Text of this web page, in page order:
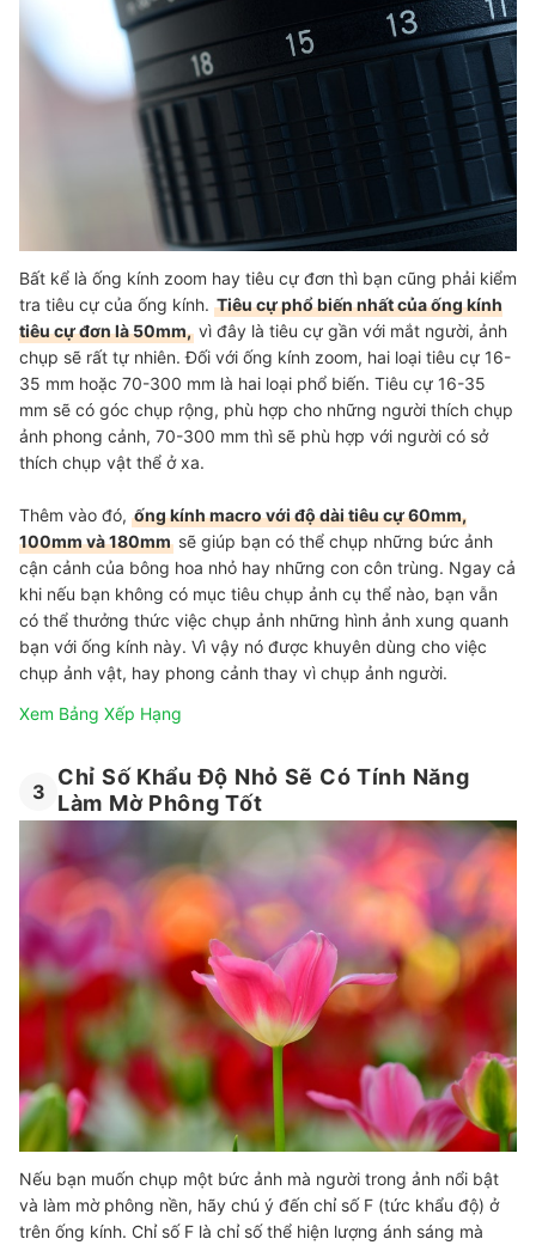
Bất kể là ống kính zoom hay tiêu cự đơn thì bạn cũng phải kiểm
tra tiêu cự của ống kính. Tiêu cự phổ biến nhất của ống kính
tiêu cự đơn là 50mm, vì đây là tiêu cự gần với mắt người, ảnh
chụp sẽ rất tự nhiên. Đối với ống kính zoom, hai loại tiêu cự 16-
35 mm hoặc 70-300 mm là hai loại phổ biến. Tiêu cự 16-35
mm sẽ có góc chụp rộng, phù hợp cho những người thích chụp
ảnh phong cảnh, 70-300 mm thì sẽ phù hợp với người có sở
thích chụp vật thể ở xa.
Thêm vào đó, ống kính macro với độ dài tiêu cự 60mm,
100mm và 180mm sẽ giúp bạn có thể chụp những bức ảnh
cận cảnh của bông hoa nhỏ hay những con côn trùng. Ngay cả
khi nếu bạn không có mục tiêu chụp ảnh cụ thể nào, bạn vẫn
có thể thưởng thức việc chụp ảnh những hình ảnh xung quanh
bạn với ống kính này. Vì vậy nó được khuyên dùng cho việc
chụp ảnh vật, hay phong cảnh thay vì chụp ảnh người.
Xem Bảng Xếp Hạng
3
Chỉ Số Khẩu Độ Nhỏ Sẽ Có Tính Năng
Làm Mờ Phông Tốt
Nếu bạn muốn chụp một bức ảnh mà người trong ảnh nổi bật
và làm mờ phông nền, hãy chú ý đến chỉ số F (tức khẩu độ) ở
trên ống kính. Chỉ số F là chỉ số thể hiện lượng ánh sáng mà